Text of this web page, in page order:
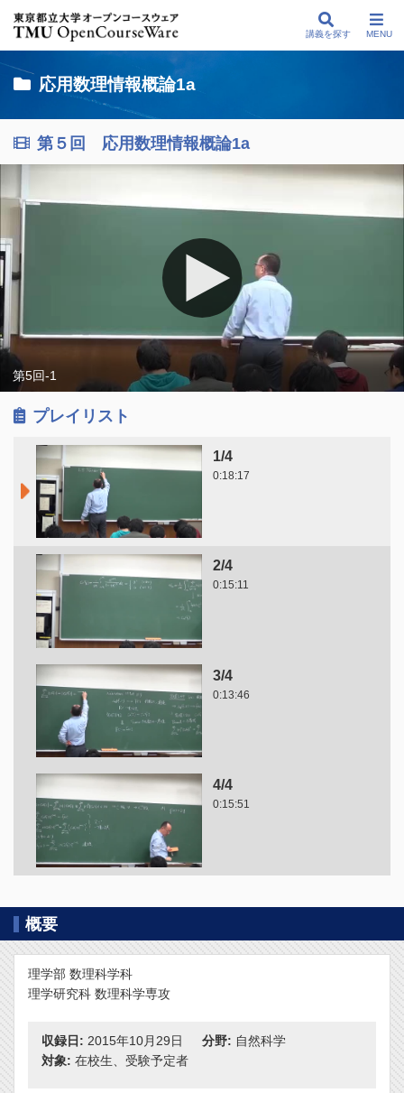
講義を探す MENU
応用数理情報概論1a
第５回 応用数理情報概論1a
プレイリスト
1/4
0:18:17
2/4
0:15:11
3/4
0:13:46
4/4
0:15:51
概要
理学部 数理科学科
理学研究科 数理科学専攻
収録日: 2015年10月29日 分野: 自然科学
対象: 在校生、受験予定者